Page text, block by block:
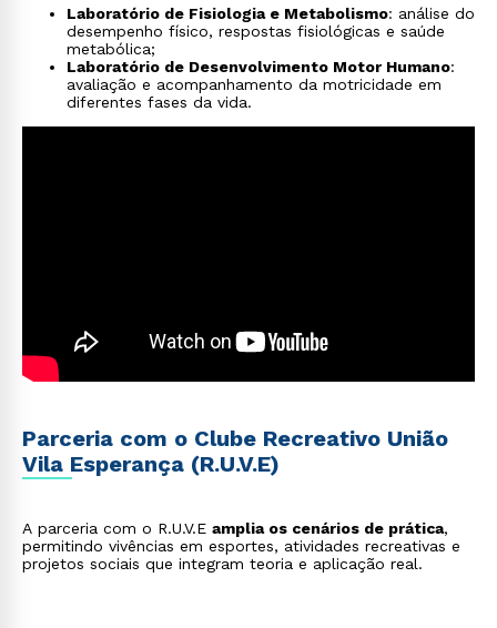
Laboratório de Fisiologia e Metabolismo: análise do
desempenho físico, respostas fisiológicas e saúde
metabólica;
Laboratório de Desenvolvimento Motor Humano:
avaliação e acompanhamento da motricidade em
diferentes fases da vida.
Parceria com o Clube Recreativo União
Vila Esperança (R.U.V.E)
A parceria com o R.U.V.E amplia os cenários de prática,
permitindo vivências em esportes, atividades recreativas e
projetos sociais que integram teoria e aplicação real.